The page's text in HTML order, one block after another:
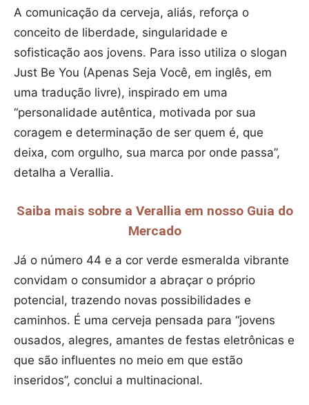
A comunicação da cerveja, aliás, reforça o
conceito de liberdade, singularidade e
sofisticação aos jovens. Para isso utiliza o slogan
Just Be You (Apenas Seja Você, em inglês, em
uma tradução livre), inspirado em uma
“personalidade autêntica, motivada por sua
coragem e determinação de ser quem é, que
deixa, com orgulho, sua marca por onde passa”,
detalha a Verallia.
Saiba mais sobre a Verallia em nosso Guia do
Mercado
Já o número 44 e a cor verde esmeralda vibrante
convidam o consumidor a abraçar o próprio
potencial, trazendo novas possibilidades e
caminhos. É uma cerveja pensada para “jovens
ousados, alegres, amantes de festas eletrônicas e
que são influentes no meio em que estão
inseridos”, conclui a multinacional.